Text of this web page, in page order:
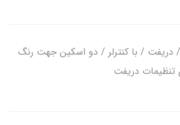
دریفت / با کنترلر / دو اسکین جهت رنگ
تنظیمات دریفت